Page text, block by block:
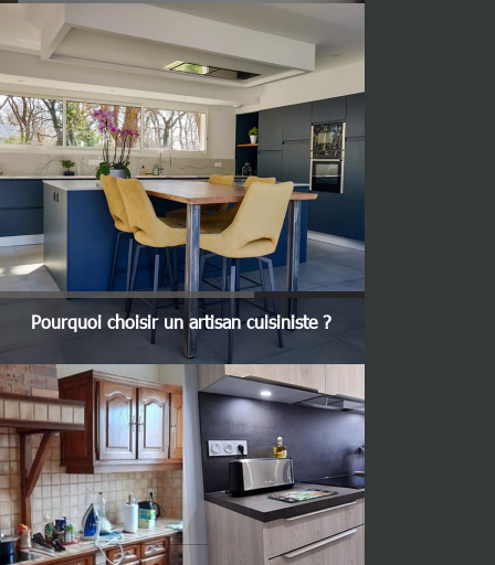
Pourquoi choisir un artisan cuisiniste ?